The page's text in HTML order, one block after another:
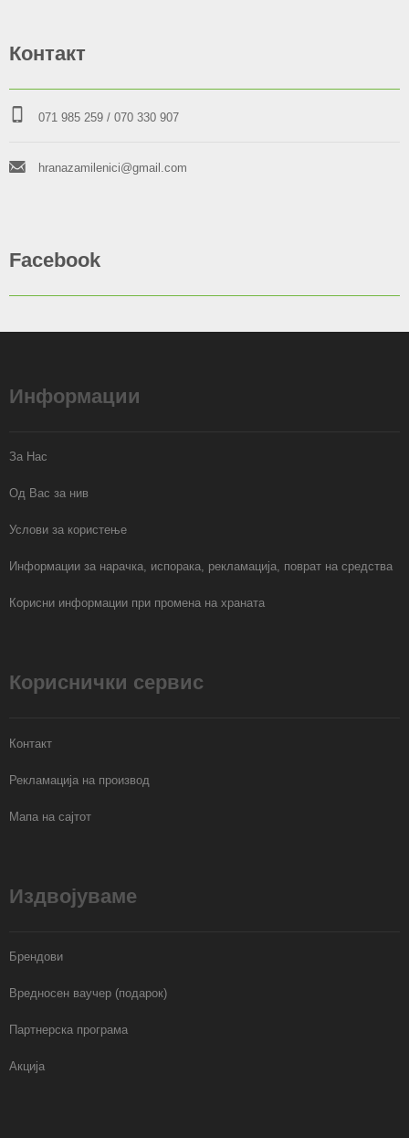
Контакт
071 985 259 / 070 330 907
hranazamilenici@gmail.com
Facebook
Информации
За Нас
Од Вас за нив
Услови за користење
Информации за нарачка, испорака, рекламација, поврат на средства
Корисни информации при промена на храната
Кориснички сервис
Контакт
Рекламација на производ
Мапа на сајтот
Издвојуваме
Брендови
Вредносен ваучер (подарок)
Партнерска програма
Акција